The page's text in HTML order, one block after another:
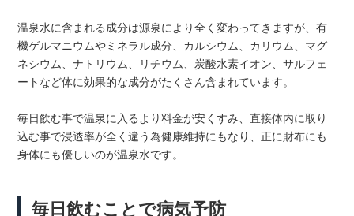
温泉水に含まれる成分は源泉により全く変わってきますが、有
機ゲルマニウムやミネラル成分、カルシウム、カリウム、マグ
ネシウム、ナトリウム、リチウム、炭酸水素イオン、サルフェ
ートなど体に効果的な成分がたくさん含まれています。
毎日飲む事で温泉に入るより料金が安くすみ、直接体内に取り
込む事で浸透率が全く違う為健康維持にもなり、正に財布にも
身体にも優しいのが温泉水です。
毎日飲むことで病気予防